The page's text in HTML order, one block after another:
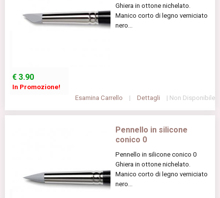
Ghiera in ottone nichelato.
Manico corto di legno verniciato
nero...
€ 3.90
In Promozione!
Esamina Carrello
| Dettagli | Non Disponibile
Pennello in silicone
conico 0
Pennello in silicone conico 0
Ghiera in ottone nichelato.
Manico corto di legno verniciato
nero...